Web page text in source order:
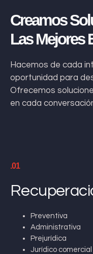
Creamos
Las Mejores
Hacemos de cada
oportunidad para
Ofrecemos
en cada
.01
Preventiva
Administrativa
Prejurídica
Jurídico comercial